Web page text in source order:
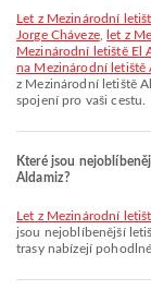
let z Mezinárodní letiště Alejandro Velasco Astete na Mezinárodní letiště
Jorge Cháveze,
let z
Mezinárodní letiště El
na Mezinárodní
z Mezinárodní letiště
spojení pro vaši cestu.
Které jsou
Aldamiz?
let z Mezinárodní
jsou nejoblíbenější
trasy nabízejí